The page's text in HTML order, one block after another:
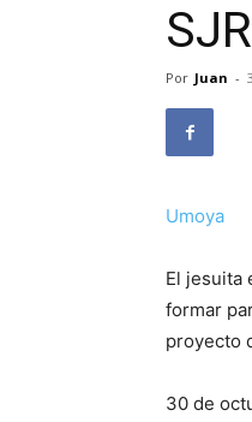
Por Juan -
Umoya
El jesuita
formar
proyecto
30 de